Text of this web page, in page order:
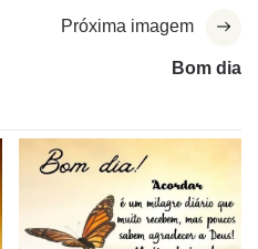
Próxima imagem
Bom dia